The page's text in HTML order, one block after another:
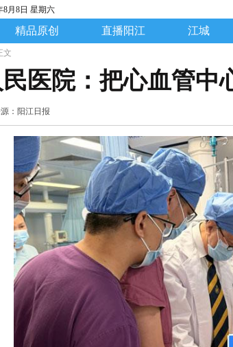
8月8日 星期六
精品原创 直播阳江 江城
文
医院：把心血管
：阳江日报